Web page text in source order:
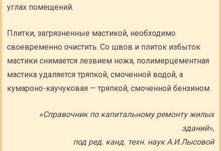
углах помещений.
Плитки, загрязненные мастикой, необходимо
своевременно очистить. Со швов и плиток избыток
мастики снимается лезвием ножа, полимерцементная
мастика удаляется тряпкой, смоченной водой, а
кумароно-каучуковая — тряпкой, смоченной бензином.
«Справочник по капитальному ремонту жилых
зданий»,
под ред. канд. техн. наук А.И.Лысовой